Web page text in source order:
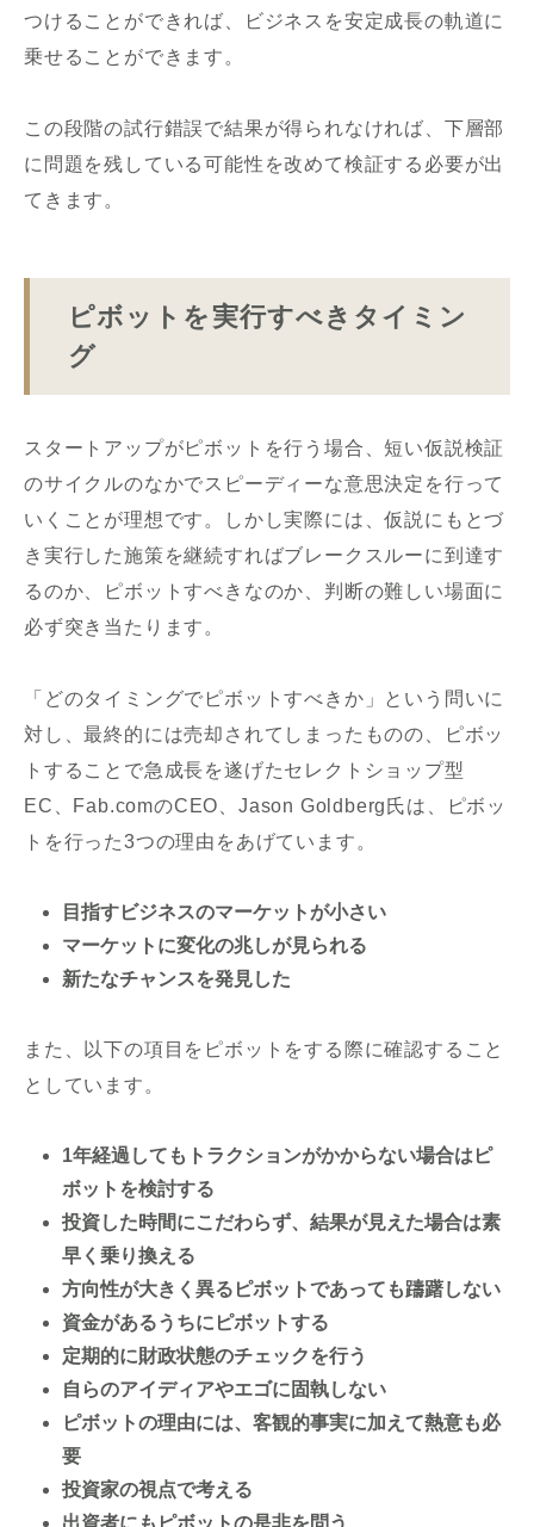
つけることができれば、ビジネスを安定成長の軌道に
乗せることができます。
この段階の試行錯誤で結果が得られなければ、下層部
に問題を残している可能性を改めて検証する必要が出
てきます。
ピボットを実行すべきタイミン
グ
スタートアップがピボットを行う場合、短い仮説検証
のサイクルのなかでスピーディーな意思決定を行って
いくことが理想です。しかし実際には、仮説にもとづ
き実行した施策を継続すればブレークスルーに到達す
るのか、ピボットすべきなのか、判断の難しい場面に
必ず突き当たります。
「どのタイミングでピボットすべきか」という問いに
対し、最終的には売却されてしまったものの、ピボッ
トすることで急成長を遂げたセレクトショップ型
EC、Fab.comのCEO、Jason Goldberg氏は、ピボッ
トを行った3つの理由をあげています。
目指すビジネスのマーケットが小さい
マーケットに変化の兆しが見られる
新たなチャンスを発見した
また、以下の項目をピボットをする際に確認すること
としています。
1年経過してもトラクションがかからない場合はピ
ボットを検討する
投資した時間にこだわらず、結果が見えた場合は素
早く乗り換える
方向性が大きく異るピボットであっても躊躇しない
資金があるうちにピボットする
定期的に財政状態のチェックを行う
自らのアイディアやエゴに固執しない
ピボットの理由には、客観的事実に加えて熱意も必
要
投資家の視点で考える
出資者にもピボットの是非を問う